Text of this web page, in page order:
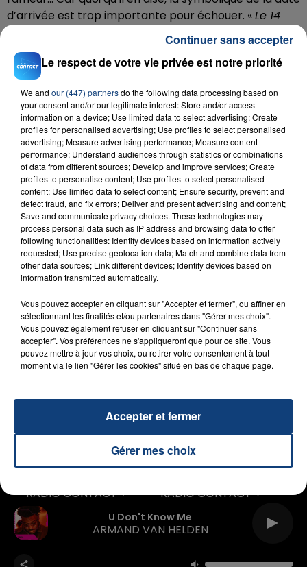
d’arrivée est trop importante pour échouer. «Le 14
septembre, c’est le jour de mon anniversaire, de mes
», lâche-t-il au détour de la conversation.
T’inquiètes, j’aurai plein de cadeaux », rigole-t-il.
C’est tout ce qu’on lui souhaite, car une nouvelle fois
21 000 internautes seront au rendez-vous ce jour-là.
Pour le pire comme pour le meilleur.
Rendez-vous le 1er septembre, à 11 heures à la gare
d’Arras, pour accompagner Mehdi. Vous pouvez
vous signaleren complétant ce formulaire.
Plus d'infos Vozer à retrouver sur Facebook
U Don't Know Me
ARMAND VAN HELDEN
RADIO CONTACT
Le respect de votre vie privée est notre priorité
We and our (447) partnersdo the following data processing based on
your consent and/or our legitimate interest: Store and/or access
information on a device; Use limited data to select advertising; Create
profiles for personalised advertising; Use profiles to select personalised
advertising; Measure advertising performance; Measure content
performance; Understand audiences through statistics or combinations
of data from different sources; Develop and improve services; Create
profiles to personalise content; Use profiles to select personalised
content; Use limited data to select content; Ensure security, prevent and
detect fraud, and fix errors; Deliver and present advertising and content;
Save and communicate privacy choices. These technologies may
process personal data such as IP address and browsing data to offer
following functionalities: Identify devices based on information actively
requested; Use precise geolocation data; Match and combine data from
other data sources; Link different devices; Identify devices based on
information transmitted automatically.
Vous pouvez accepter en cliquant sur "Accepter et fermer", ou affiner en
sélectionnant les finalités et/ou partenaires dans "Gérer mes choix".
Vous pouvez également refuser en cliquant sur "Continuer sans
accepter". Vos préférences ne s'appliqueront que pour ce site. Vous
pouvez mettre à jour vos choix, ou retirer votre consentement à tout
moment via le lien "Gérer les cookies" situé en bas de chaque page.
Gérer mes choix
Accepter et fermer
Continuer sans accepter